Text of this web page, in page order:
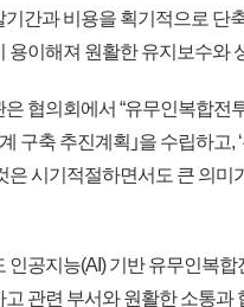
기간과 비용을 획기적으로 단
용이해져 원활한 유지보수와
협의회에서 “유무인복합전
구축 추진계획｣을 수립하고,
은 시기적절하면서도 큰 의미
인공지능(AI) 기반 유무인복
관련 부서와 원활한 소통과